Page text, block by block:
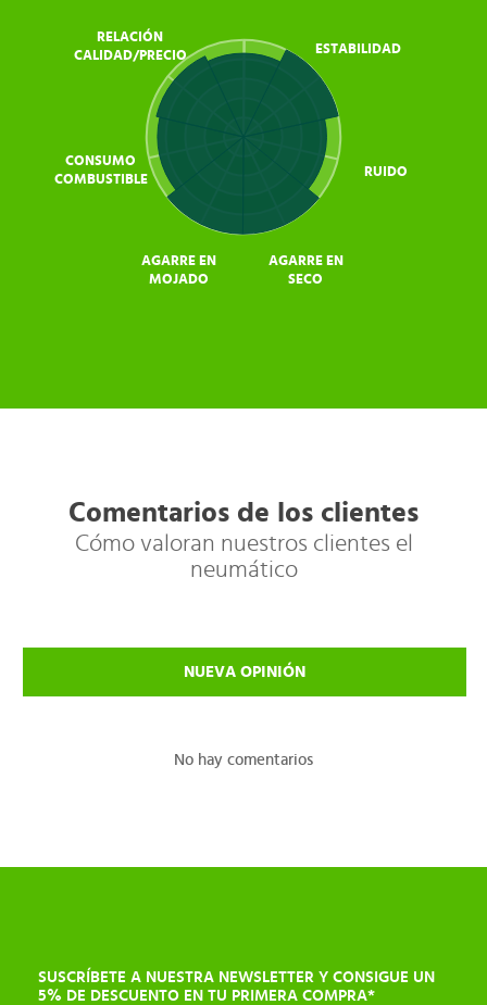
ESTABILIDAD
RUIDO
AGARRE EN
SECO
AGARRE EN
MOJADO
CONSUMO
COMBUSTIBLE
RELACIÓN
CALIDAD/PRECIO
Comentarios de los clientes
Cómo valoran nuestros clientes el
neumático
NUEVA OPINIÓN
No hay comentarios
SUSCRÍBETE A NUESTRA NEWSLETTER Y CONSIGUE UN
5% DE DESCUENTO EN TU PRIMERA COMPRA*